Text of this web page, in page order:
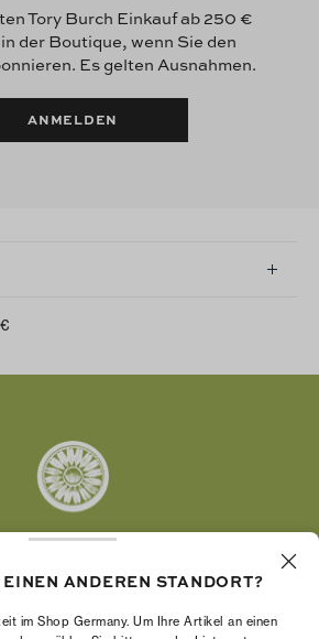
Tory Burch Einkauf ab 250 €
der Boutique, wenn Sie den
Es gelten Ausnahmen.
ANMELDEN
€
Burch Foundation stärkt die
ANDEREN STANDORT?
im Shop Germany. Um Ihre Artikel an einen